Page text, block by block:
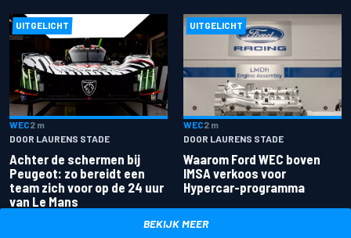
UITGELICHT
WEC2 m
DOOR LAURENS STADE
Achter de schermen bij
Peugeot: zo bereidt een
team zich voor op de 24 uur
van Le Mans
UITGELICHT
WEC2 m
DOOR LAURENS STADE
Waarom Ford WEC boven
IMSA verkoos voor
Hypercar-programma
BEKIJK MEER